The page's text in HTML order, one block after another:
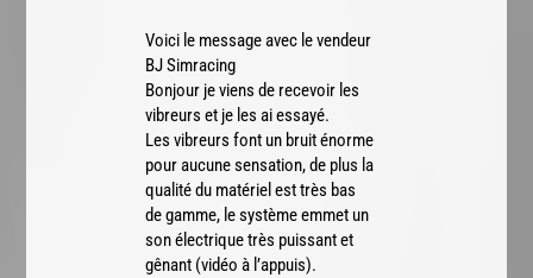
Voici le message avec le vendeur
BJ Simracing
Bonjour je viens de recevoir les
vibreurs et je les ai essayé.
Les vibreurs font un bruit énorme
pour aucune sensation, de plus la
qualité du matériel est très bas
de gamme, le système emmet un
son électrique très puissant et
gênant (vidéo à l’appuis).